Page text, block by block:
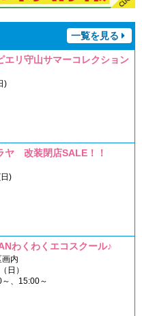
一覧を見る
エリ守山サマーコレクション
)
ヤ 改装閉店SALE！！
)
わくわくエコスクール♪
内
日）
、15:00～